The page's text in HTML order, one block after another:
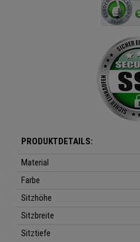
PRODUKTDETAILS:
Material
Farbe
Sitzhöhe
Sitzbreite
Sitztiefe